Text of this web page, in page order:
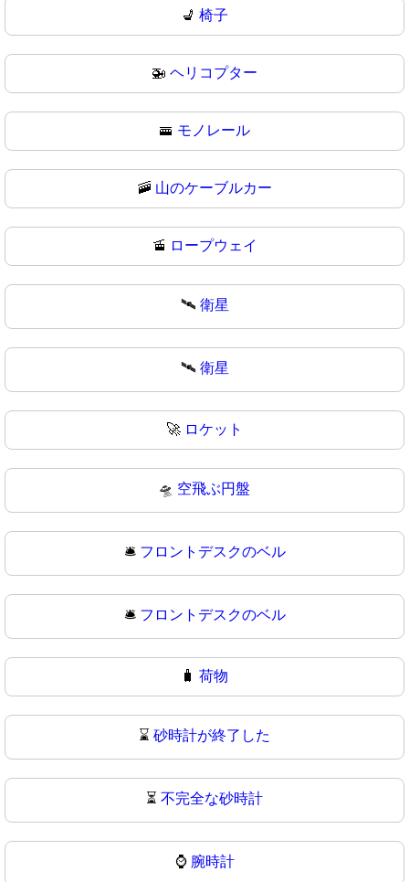
💺 椅子
🚁 ヘリコプター
🚟 モノレール
🚠 山のケーブルカー
🚡 ロープウェイ
🛰️ 衛星
🛰 衛星
🚀 ロケット
🛸 空飛ぶ円盤
🛎️ フロントデスクのベル
🛎 フロントデスクのベル
🧳 荷物
⌛ 砂時計が終了した
⏳ 不完全な砂時計
⌚ 腕時計